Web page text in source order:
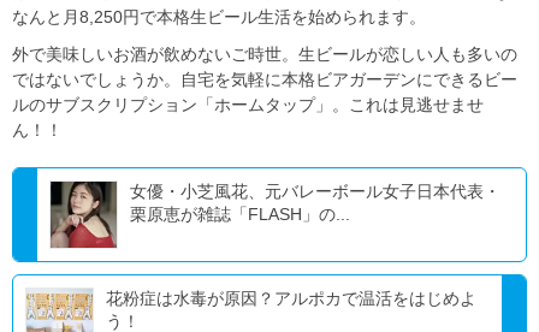
なんと月8,250円で本格生ビール生活を始められます。
外で美味しいお酒が飲めないご時世。生ビールが恋しい人も多いの
ではないでしょうか。自宅を気軽に本格ビアガーデンにできるビー
ルのサブスクリプション「ホームタップ」。これは見逃せませ
ん！！
女優・小芝風花、元バレーボール女子日本代表・
栗原恵が雑誌「FLASH」の...
花粉症は水毒が原因？アルポカで温活をはじめよ
う！